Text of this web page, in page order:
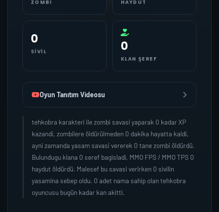
ZOMBI HAYDUT
0
SIVIL 0
KLAN ŞEREF
Oyun Tanıtım Videosu
tehkobra karakteri ile zombi savasi yaparak 0 kadar XP
kazandi, zombilere öldürülmeden 0 dakika hayatta kaldi,
ayni zamanda yasam savasi vererek 0 tane zombi öldürdü.
Bulundugu klana 0 seref bagisladi, MMO FPS / MMO TPS 0
haydut öldürdü. Malesef bu savasi verirken 0 sivilin
yasamina sebep oldu. 0 adet nama sahip olan tehkobra
oyuncusu bugün kadar kan akitti.